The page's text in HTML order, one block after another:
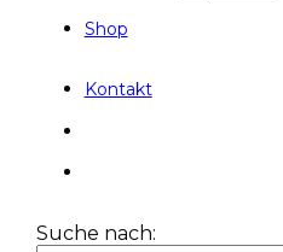
Shop
Kontakt
Suche nach: